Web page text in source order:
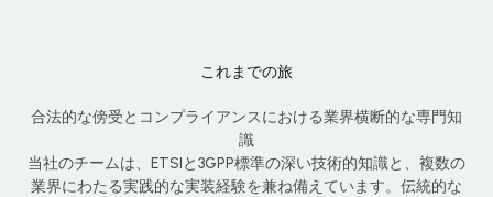
これまでの旅
合法的な傍受とコンプライアンスにおける業界横断的な専門知
識
当社のチームは、ETSIと3GPP標準の深い技術的知識と、複数の
業界にわたる実践的な実装経験を兼ね備えています。伝統的な